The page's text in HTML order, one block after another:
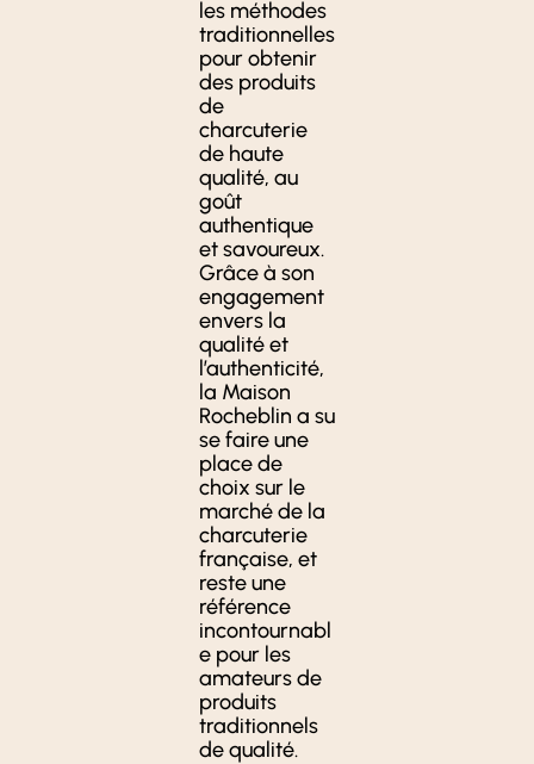
les méthodes
traditionnelles
pour obtenir
des produits
de
charcuterie
de haute
qualité, au
goût
authentique
et savoureux.
Grâce à son
engagement
envers la
qualité et
l’authenticité,
la Maison
Rocheblin a su
se faire une
place de
choix sur le
marché de la
charcuterie
française, et
reste une
référence
incontournabl
e pour les
amateurs de
produits
traditionnels
de qualité.